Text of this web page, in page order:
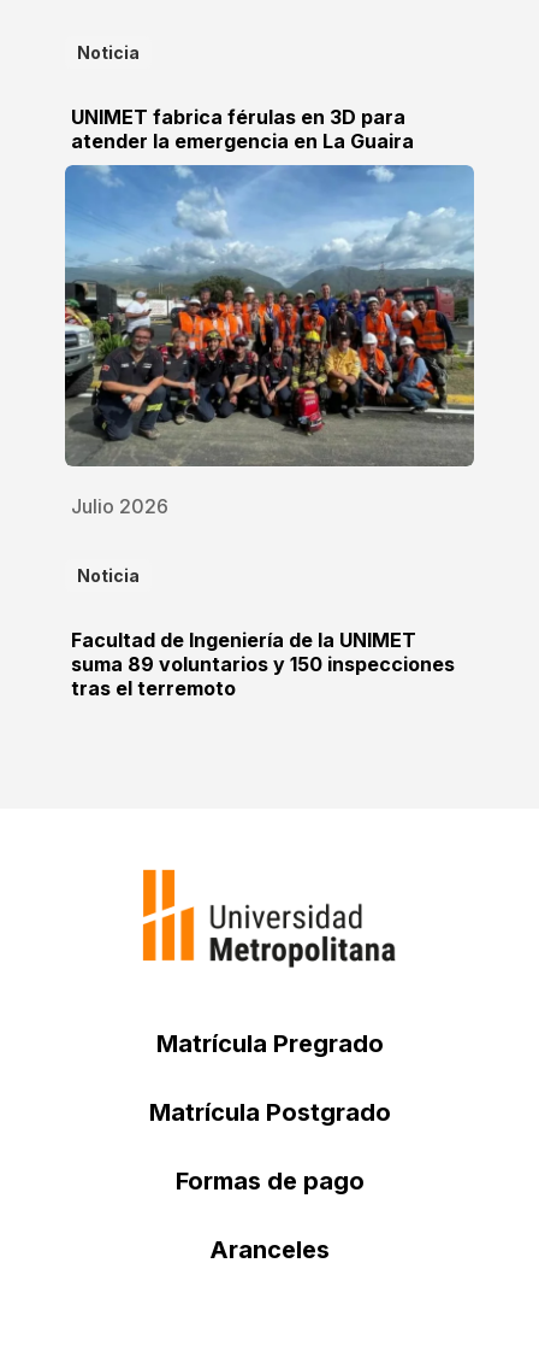
Noticia
UNIMET fabrica férulas en 3D para
atender la emergencia en La Guaira
Julio 2026
Noticia
Facultad de Ingeniería de la UNIMET
suma 89 voluntarios y 150 inspecciones
tras el terremoto
Matrícula Pregrado
Matrícula Postgrado
Formas de pago
Aranceles